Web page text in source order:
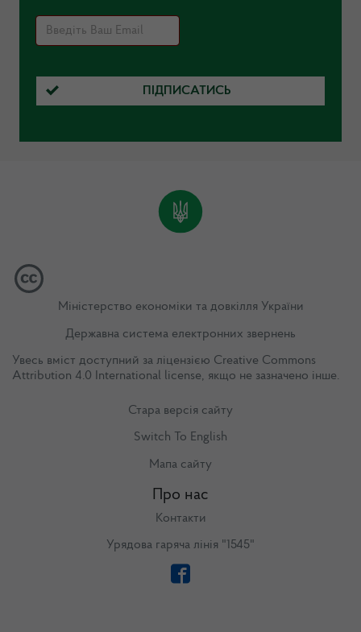
ПІДПИСАТИСЬ
Міністерство економіки та довкілля України
Державна система електронних звернень
Увесь вміст доступний за ліцензією Creative Commons
Attribution 4.0 International license, якщо не зазначено інше.
Стара версія сайту
Switch To English
Мапа сайту
Про нас
Контакти
Урядова гаряча лінія "1545"